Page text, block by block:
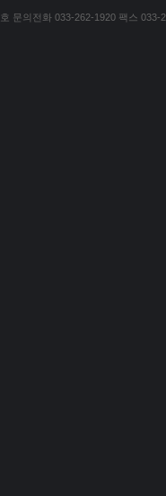
문의전화 033-262-1920 팩스 033-